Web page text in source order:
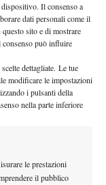
Il consenso a
dati personali come il
sito e di mostrare
può influire
dettagliate. Le tue
modificare le impostazioni
i pulsanti della
nella parte inferiore
le prestazioni
il pubblico
del mio rovescio,
in un certo senso.
punti di forza
Ma è per questo
e questo è tutto.
conosciuto, ma
durante le
vuoi dare il
quello che ti sta